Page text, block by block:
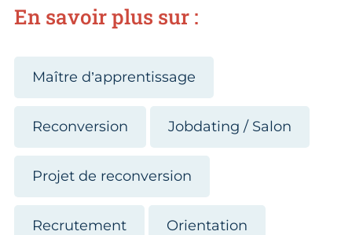
En savoir plus sur :
Maître d’apprentissage
Reconversion Jobdating / Salon
Projet de reconversion
Recrutement Orientation